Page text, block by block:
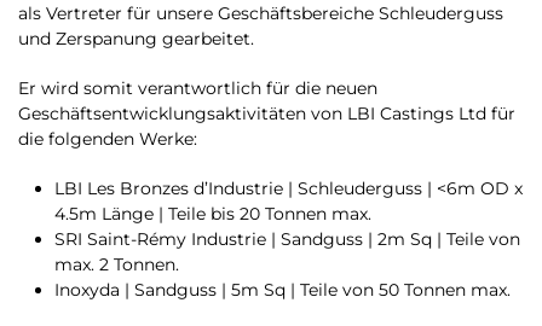
als Vertreter für unsere Geschäftsbereiche Schleuderguss
und Zerspanung gearbeitet.
Er wird somit verantwortlich für die neuen
Geschäftsentwicklungsaktivitäten von LBI Castings Ltd für
die folgenden Werke:
LBI Les Bronzes d’Industrie | Schleuderguss | <6m OD x
4.5m Länge | Teile bis 20 Tonnen max.
SRI Saint-Rémy Industrie | Sandguss | 2m Sq | Teile von
max. 2 Tonnen.
Inoxyda | Sandguss | 5m Sq | Teile von 50 Tonnen max.